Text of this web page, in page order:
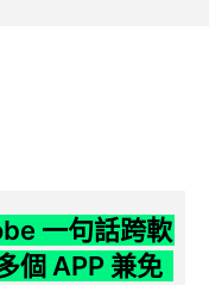
一句話跨軟
個 APP 兼免